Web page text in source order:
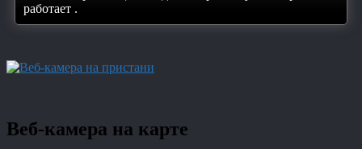
работает .
Веб-камера на карте